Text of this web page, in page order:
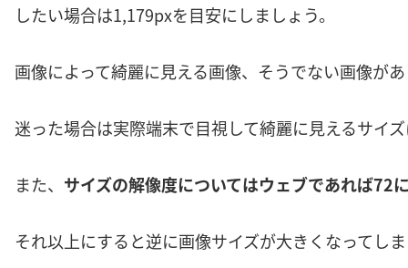
したい場合は1,179pxを目安にしましょう。
画像によって綺麗に見える画像、そうでない画像が
迷った場合は実際端末で目視して綺麗に見えるサイ
また、 サイズの解像度についてはウェブであれば72
それ以上にすると逆に画像サイズが大きくなってし